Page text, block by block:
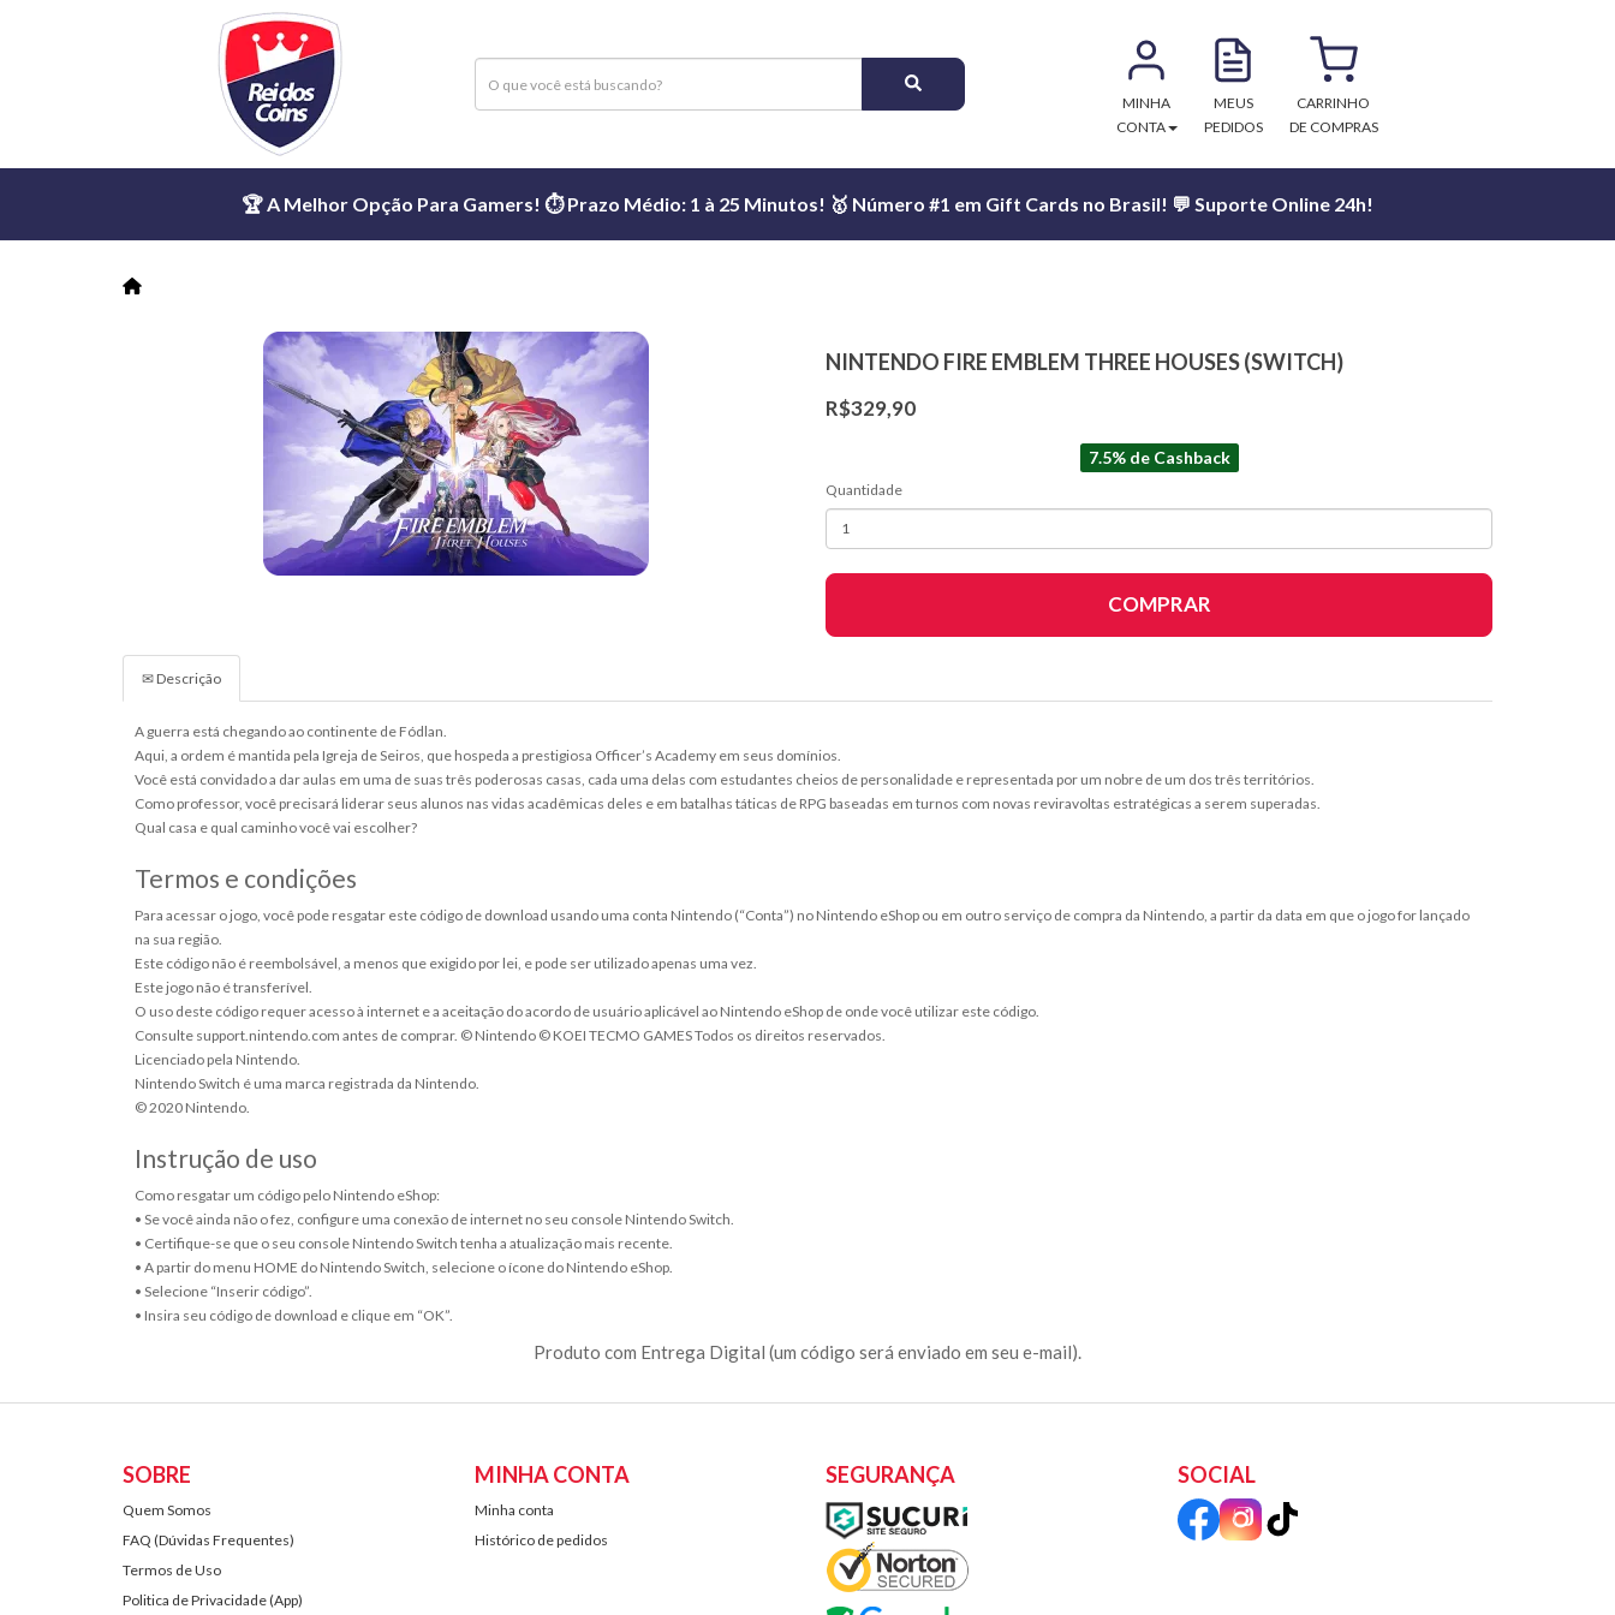
MINHA
CONTA
MEUS
PEDIDOS
CARRINHO
DE COMPRAS
🏆 A Melhor Opção Para Gamers! ⏱️ Prazo Médio: 1 à 25 Minutos! 🥇 Número #1 em Gift Cards no Brasil! 💬 Suporte Online 24h!
NINTENDO FIRE EMBLEM THREE HOUSES (SWITCH)
R$329,90
7.5% de Cashback
Quantidade
COMPRAR
✉ Descrição
A guerra está chegando ao continente de Fódlan.
Aqui, a ordem é mantida pela Igreja de Seiros, que hospeda a prestigiosa Officer’s Academy em seus domínios.
Você está convidado a dar aulas em uma de suas três poderosas casas, cada uma delas com estudantes cheios de personalidade e representada por um nobre de um dos três territórios.
Como professor, você precisará liderar seus alunos nas vidas acadêmicas deles e em batalhas táticas de RPG baseadas em turnos com novas reviravoltas estratégicas a serem superadas.
Qual casa e qual caminho você vai escolher?
Termos e condições
Para acessar o jogo, você pode resgatar este código de download usando uma conta Nintendo (“Conta”) no Nintendo eShop ou em outro serviço de compra da Nintendo, a partir da data em que o jogo for lançado
na sua região.
Este código não é reembolsável, a menos que exigido por lei, e pode ser utilizado apenas uma vez.
Este jogo não é transferível.
O uso deste código requer acesso à internet e a aceitação do acordo de usuário aplicável ao Nintendo eShop de onde você utilizar este código.
Consulte support.nintendo.com antes de comprar. © Nintendo © KOEI TECMO GAMES Todos os direitos reservados.
Licenciado pela Nintendo.
Nintendo Switch é uma marca registrada da Nintendo.
© 2020 Nintendo.
Instrução de uso
Como resgatar um código pelo Nintendo eShop:
• Se você ainda não o fez, configure uma conexão de internet no seu console Nintendo Switch.
• Certifique-se que o seu console Nintendo Switch tenha a atualização mais recente.
• A partir do menu HOME do Nintendo Switch, selecione o ícone do Nintendo eShop.
• Selecione “Inserir código”.
• Insira seu código de download e clique em “OK”.
Produto com Entrega Digital (um código será enviado em seu e-mail).
SOBRE
Quem Somos
FAQ (Dúvidas Frequentes)
Termos de Uso
Politica de Privacidade (App)
MINHA CONTA
Minha conta
Histórico de pedidos
SEGURANÇA SOCIAL